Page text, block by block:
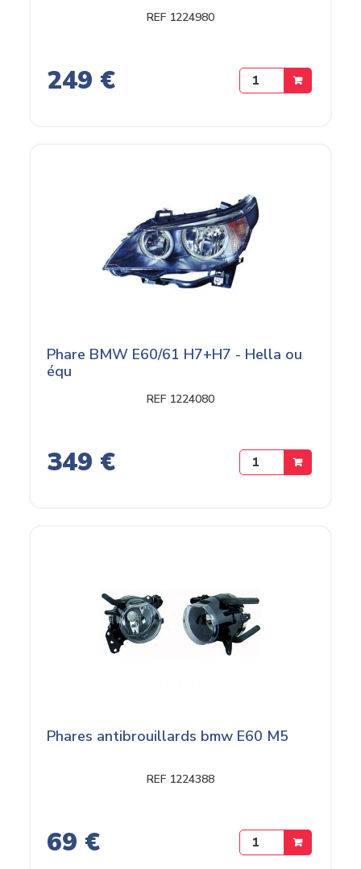
REF 1224980
249 €
Phare BMW E60/61 H7+H7 - Hella ou
équ
REF 1224080
349 €
Phares antibrouillards bmw E60 M5
REF 1224388
69 €